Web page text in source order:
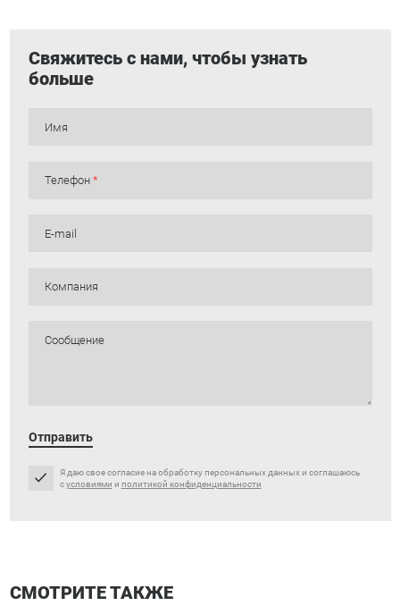
Свяжитесь с нами, чтобы узнать
больше
Имя
Телефон*
E-mail
Компания
Сообщение
Отправить
Я даю свое согласие на обработку персональных данных и соглашаюсь
сусловиями и политикой конфиденциальности
СМОТРИТЕ ТАКЖЕ